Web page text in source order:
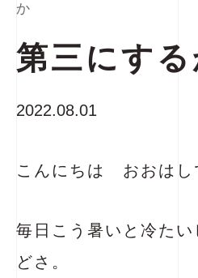
か
第三にす
2022.08.01
こんにちは おおはし
毎日こう暑いと冷た
どさ。